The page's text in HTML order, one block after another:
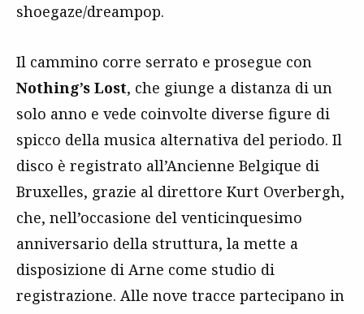
shoegaze/dreampop.
Il cammino corre serrato e prosegue con
Nothing’s Lost, che giunge a distanza di un
solo anno e vede coinvolte diverse figure di
spicco della musica alternativa del periodo. Il
disco è registrato all’Ancienne Belgique di
Bruxelles, grazie al direttore Kurt Overbergh,
che, nell’occasione del venticinquesimo
anniversario della struttura, la mette a
disposizione di Arne come studio di
registrazione. Alle nove tracce partecipano in